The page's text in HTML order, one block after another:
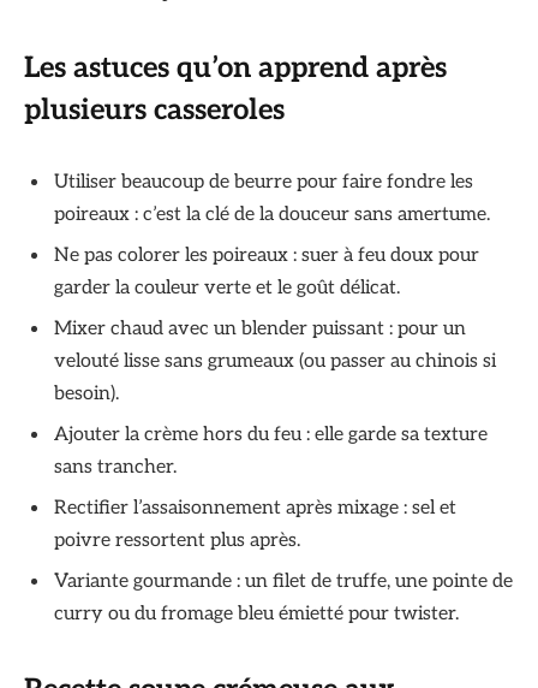
Les astuces qu’on apprend après
plusieurs casseroles
Utiliser beaucoup de beurre pour faire fondre les
poireaux : c’est la clé de la douceur sans amertume.
Ne pas colorer les poireaux : suer à feu doux pour
garder la couleur verte et le goût délicat.
Mixer chaud avec un blender puissant : pour un
velouté lisse sans grumeaux (ou passer au chinois si
besoin).
Ajouter la crème hors du feu : elle garde sa texture
sans trancher.
Rectifier l’assaisonnement après mixage : sel et
poivre ressortent plus après.
Variante gourmande : un filet de truffe, une pointe de
curry ou du fromage bleu émietté pour twister.